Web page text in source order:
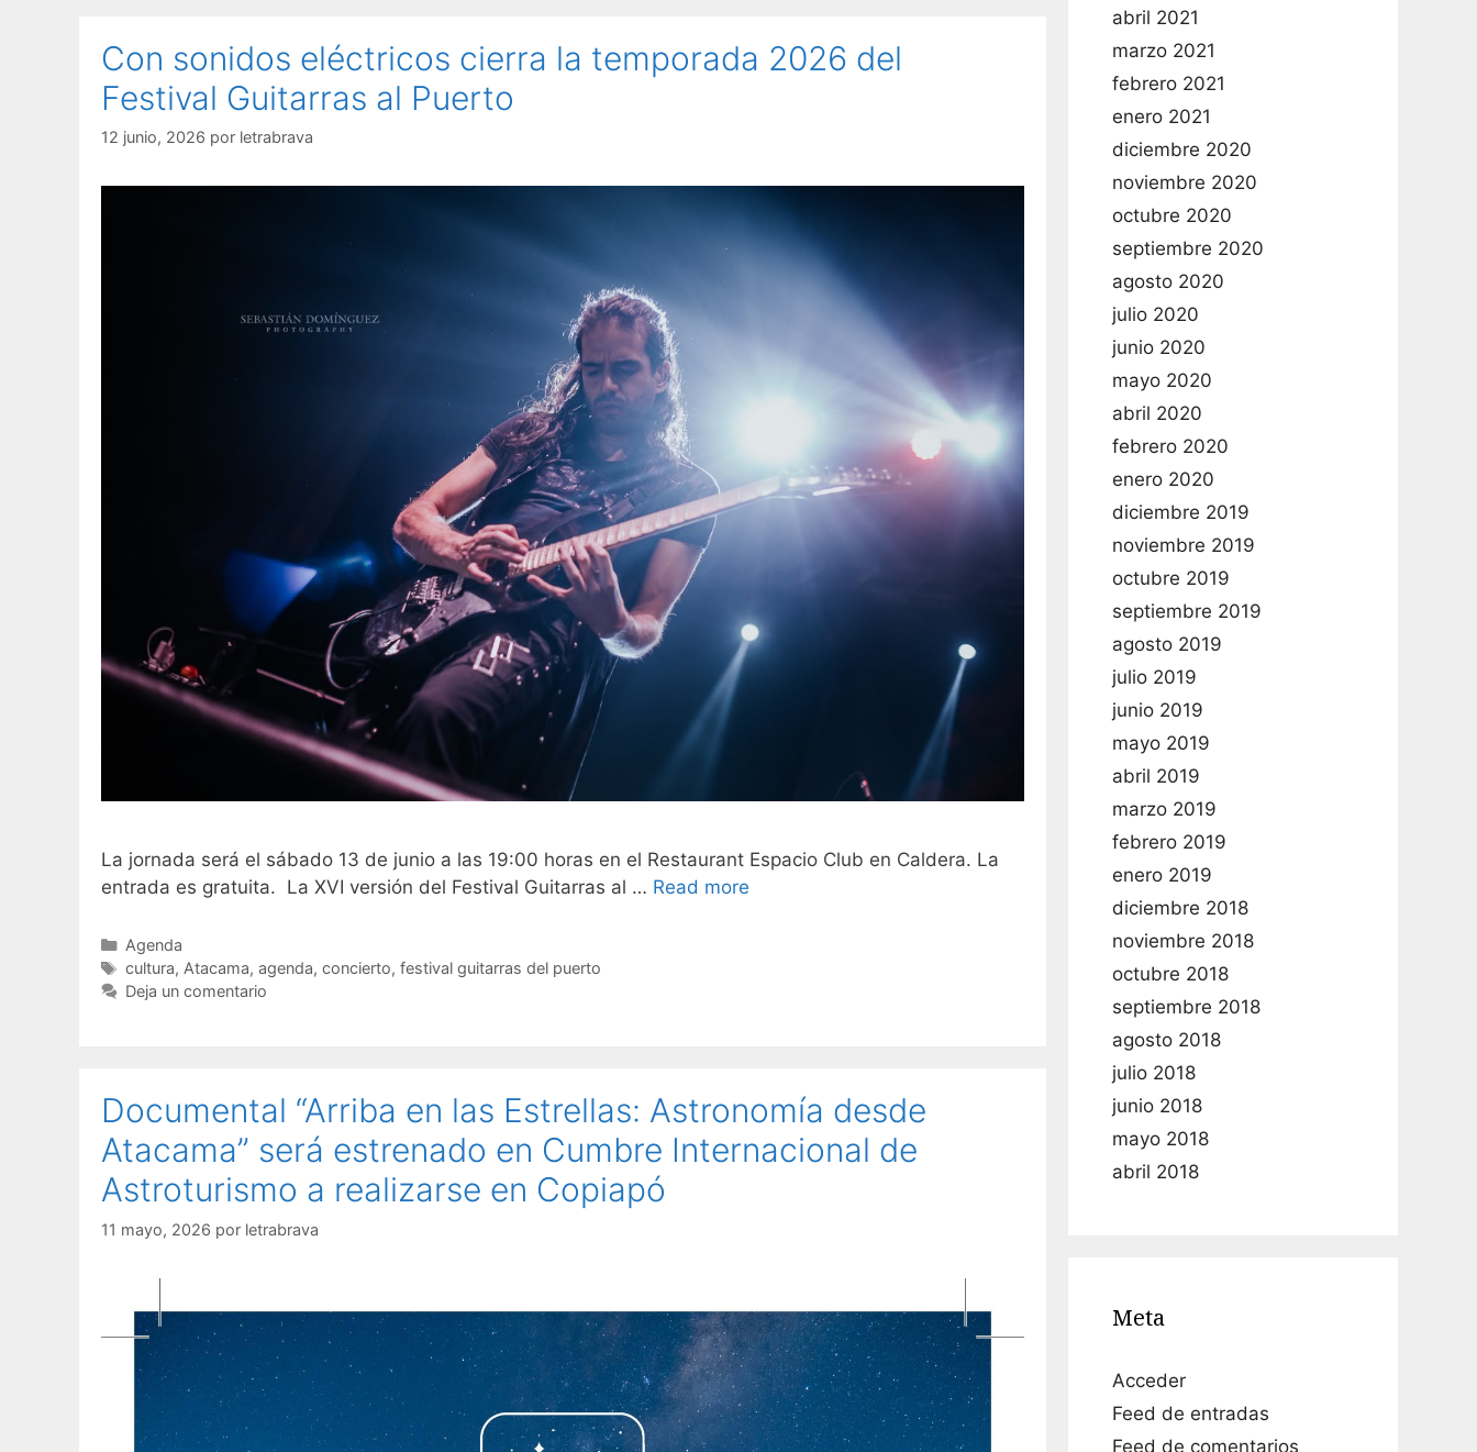
Con sonidos eléctricos cierra la temporada 2026 del
Festival Guitarras al Puerto
12 junio, 2026 por letrabrava
La jornada será el sábado 13 de junio a las 19:00 horas en el Restaurant Espacio Club en Caldera. La
entrada es gratuita. La XVI versión del Festival Guitarras al … Read more
Agenda
cultura, Atacama, agenda, concierto, festival guitarras del puerto
Deja un comentario
Documental “Arriba en las Estrellas: Astronomía desde
Atacama” será estrenado en Cumbre Internacional de
Astroturismo a realizarse en Copiapó
11 mayo, 2026 por letrabrava
abril 2021
marzo 2021
febrero 2021
enero 2021
diciembre 2020
noviembre 2020
octubre 2020
septiembre 2020
agosto 2020
julio 2020
junio 2020
mayo 2020
abril 2020
febrero 2020
enero 2020
diciembre 2019
noviembre 2019
octubre 2019
septiembre 2019
agosto 2019
julio 2019
junio 2019
mayo 2019
abril 2019
marzo 2019
febrero 2019
enero 2019
diciembre 2018
noviembre 2018
octubre 2018
septiembre 2018
agosto 2018
julio 2018
junio 2018
mayo 2018
abril 2018
Meta
Acceder
Feed de entradas
Feed de comentarios